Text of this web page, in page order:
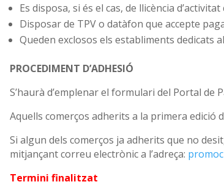
Es disposa, si és el cas, de llicència
Disposar de TPV o datàfon que accepte
Queden exclosos els establiments dedicats
PROCEDIMENT D’ADHESIÓ
S’haurà d’emplenar el formulari del Portal de
Aquells comerços adherits a la primera
Si algun dels comerços ja adherits que no
mitjançant correu electrònic a l’adreça:
Termini finalitzat